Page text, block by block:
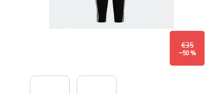
€35
–50 %